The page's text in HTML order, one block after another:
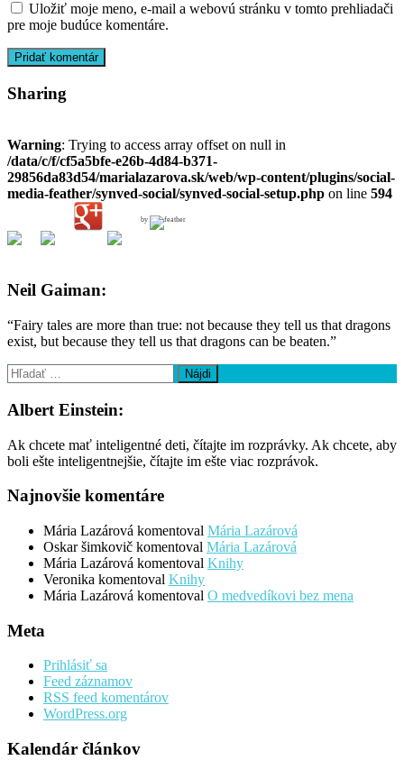
Uložiť moje meno, e-mail a webovú stránku v tomto prehliadači
pre moje budúce komentáre.
Bočný
Sharing
Warning: Trying to access array offset on null in
/data/c/f/cf5a5bfe-e26b-4d84-b371-
29856da83d54/marialazarova.sk/web/wp-content/plugins/social-
media-feather/synved-social/synved-social-setup.php on line 594
by
Neil Gaiman:
“Fairy tales are more than true: not because they tell us that dragons
exist, but because they tell us that dragons can be beaten.”
Hľadať:
Albert Einstein:
Ak chcete mať inteligentné deti, čítajte im rozprávky. Ak chcete, aby
boli ešte inteligentnejšie, čítajte im ešte viac rozprávok.
Najnovšie komentáre
Mária Lazárová komentoval Mária Lazárová
Oskar šimkovič komentoval Mária Lazárová
Mária Lazárová komentoval Knihy
Veronika komentoval Knihy
Mária Lazárová komentoval O medvedíkovi bez mena
Meta
Prihlásiť sa
Feed záznamov
RSS feed komentárov
WordPress.org
Kalendár článkov